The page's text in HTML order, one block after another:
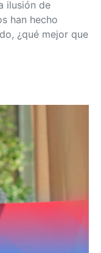
ilusión de
han hecho
¿qué mejor que